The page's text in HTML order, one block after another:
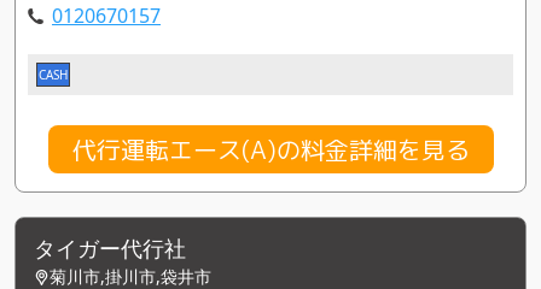
0120670157
CASH
代行運転エース(A)の料金詳細を見る
タイガー代行社
菊川市,掛川市,袋井市